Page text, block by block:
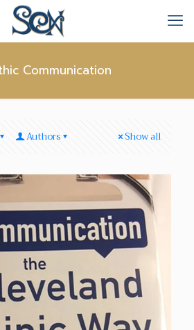
Communication
Authors Show all